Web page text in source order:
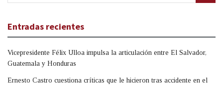
Entradas recientes
Vicepresidente Félix Ulloa impulsa la articulación entre El Salvador,
Guatemala y Honduras
Ernesto Castro cuestiona críticas que le hicieron tras accidente en el